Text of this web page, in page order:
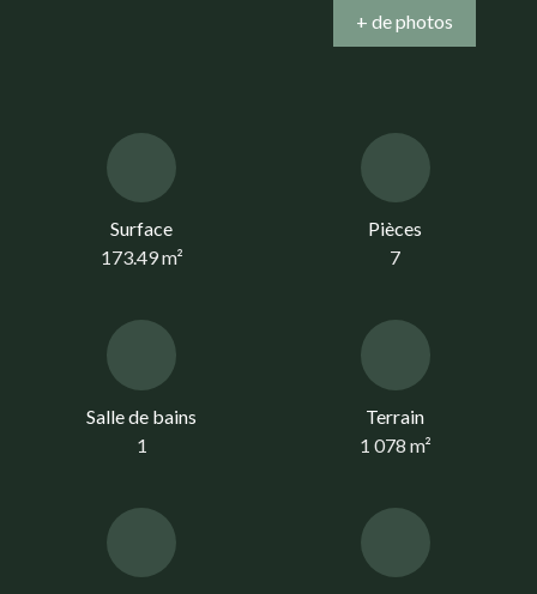
+ de photos
Surface
173.49m²
Pièces
7
Salle de bains
1
Terrain
1 078 m²